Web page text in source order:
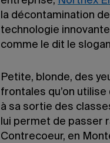
la déconta­mination
technologie
comme le dit le
Petite, blonde, des
frontales qu’on
à sa sortie des
lui permet de passer
Contrecoeur, en